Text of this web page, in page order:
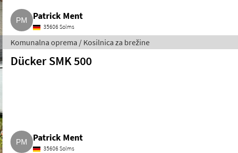
Patrick Ment
35606 Solms
Komunalna oprema / Kosilnica za brežine
Dücker SMK 500
Patrick Ment
35606 Solms